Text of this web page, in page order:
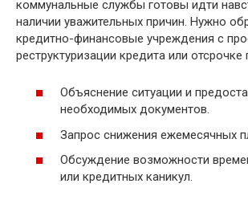
коммунальные службы готовы идти
наличии уважительных причин. Нужно
кредитно-финансовые учреждения с
реструктуризации кредита или отсрочке
Объяснение ситуации и
необходимых документов.
Запрос снижения ежемесячных
Обсуждение возможности
или кредитных каникул.